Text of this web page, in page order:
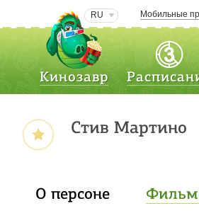
RU Мобильные
Кинозавр
Стив Мартино
О персоне